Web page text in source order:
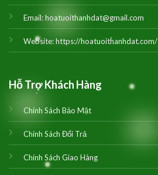
Email:hoatuoithanhdat@gmail.com
Website:https://hoatuoithanhdat.com/
Hỗ Trợ Khách Hàng
Chính Sách Bảo Mật
Chính Sách Đổi Trả
Chính Sách Giao Hàng